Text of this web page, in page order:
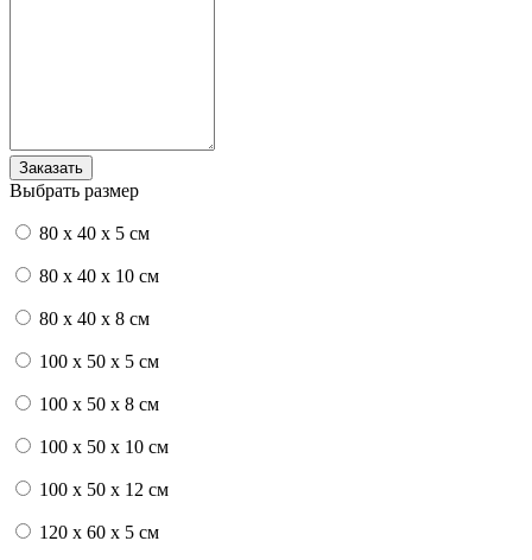
Выбрать размер
80 x 40 x 5 см
80 x 40 x 10 см
80 x 40 x 8 см
100 x 50 x 5 см
100 х 50 х 8 см
100 x 50 x 10 см
100 x 50 x 12 см
120 x 60 x 5 см